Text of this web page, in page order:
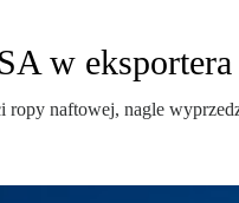
w
ropy naftowej, nagle